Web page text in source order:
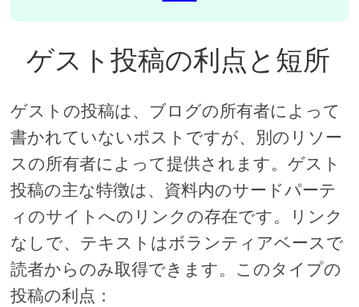
ゲスト投稿の利点と短所
ゲストの投稿は、ブログの所有者によって
書かれていないポストですが、別のリソー
スの所有者によって提供されます。ゲスト
投稿の主な特徴は、資料内のサードパーテ
ィのサイトへのリンクの存在です。リンク
なしで、テキストはボランティアベースで
読者からのみ取得できます。このタイプの
投稿の利点：